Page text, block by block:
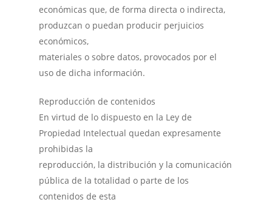
económicas que, de forma directa o indirecta,
produzcan o puedan producir perjuicios
económicos,
materiales o sobre datos, provocados por el
uso de dicha información.
Reproducción de contenidos
En virtud de lo dispuesto en la Ley de
Propiedad Intelectual quedan expresamente
prohibidas la
reproducción, la distribución y la comunicación
pública de la totalidad o parte de los
contenidos de esta